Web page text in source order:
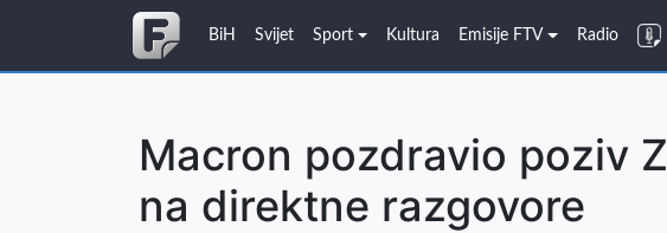
BiH Svijet Sport Kultura Emisije FTV Radio
Macron pozdravio poziv
na direktne razgovore